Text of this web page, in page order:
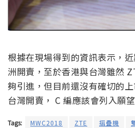
根據在現場得到的資訊表示，
洲開賣，至於香港與台灣雖然
夠引進，但目前還沒有確切的
台灣開賣， C 編應該會列入願
Tags: MWC2018 ZTE 摺疊機